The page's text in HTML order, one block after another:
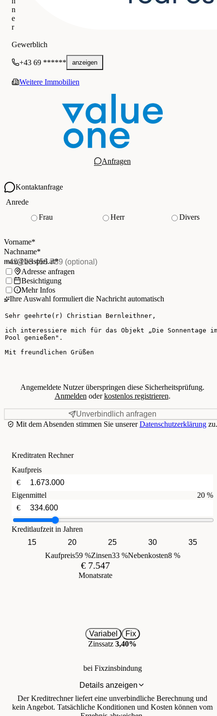
n
e
r
Gewerblich
+43 69 ****** anzeigen
Weitere Immobilien
Anfragen
Kontaktanfrage
Ihre Kontaktdaten
Anrede
Frau
Herr
Divers
Vorname*
Nachname
Nachname*
E-Mail*(Pflichtfeld)
max@beispiel.at*
Telefon(optional)
Ich möchte:Adresse anfragen
Besichtigung
Mehr Infos
Ihre Auswahl formuliert die Nachricht automatisch
Ihre Nachricht
Angemeldete Nutzer überspringen diese Sicherheitsprüfung.
Anmelden oderkostenlos registrieren.
Unverbindlich anfragen
Mit dem Absenden stimmen Sie unsererDatenschutzerklärung zu.
Kreditraten Rechner
Kaufpreis
€
Eigenmittel
20 %
€
Kreditlaufzeit in Jahren
15
20 25 30
35
Kaufpreis59 %Zinsen33 %Nebenkosten8 %
€ 7.547
Monatsrate
Variabel
Fix
Zinssatz 3,40%
bei Fixzinsbindung
Details anzeigen
Der Kreditrechner liefert eine unverbindliche Berechnung und
kein Angebot. Tatsächliche Konditionen und Kosten können vom